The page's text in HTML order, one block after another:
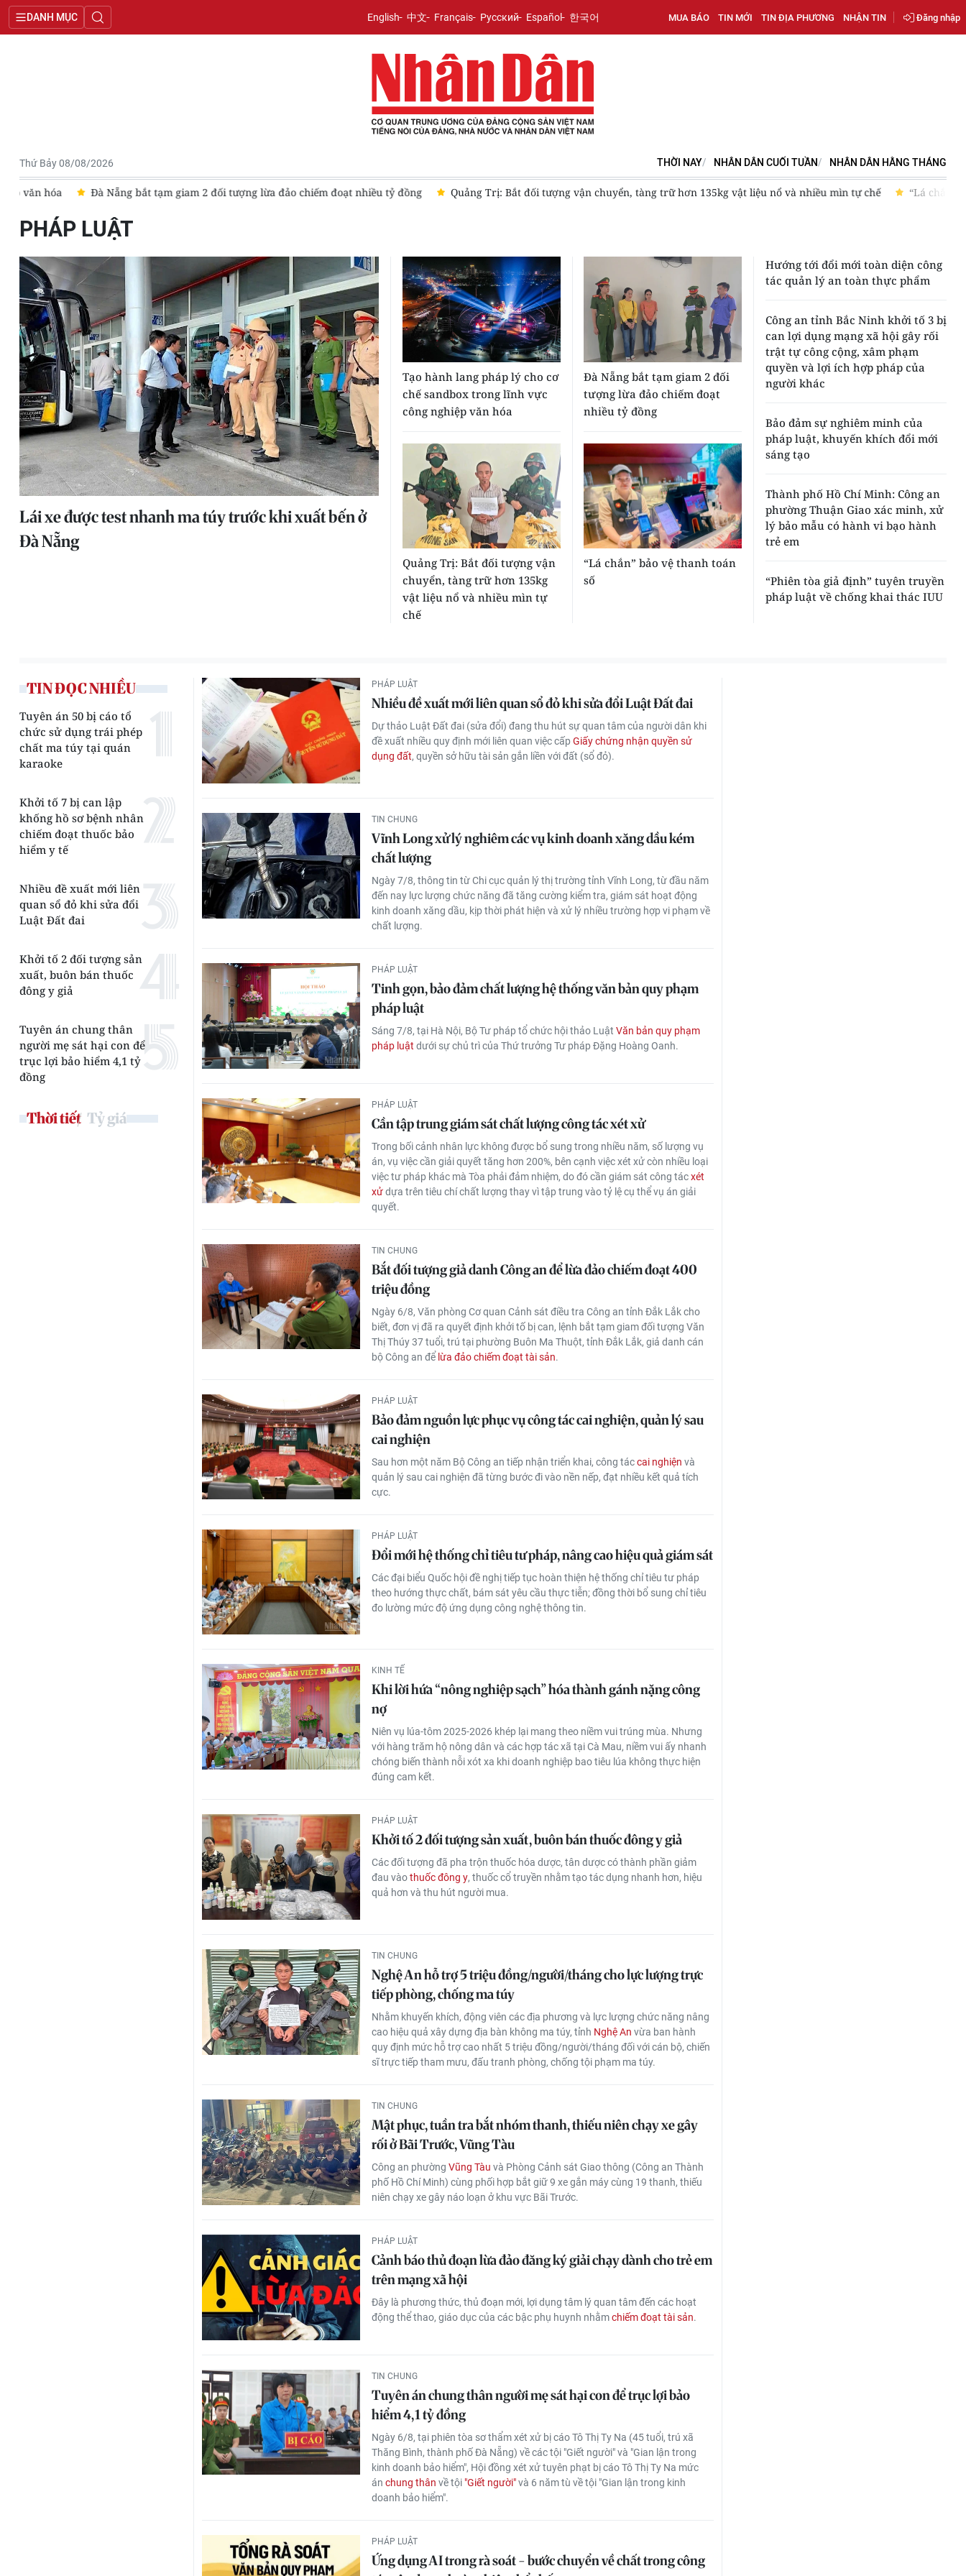
DANH MỤC English 中文 Français Русский Español 한국어 MUA BÁO TIN MỚI TIN ĐỊA PHƯƠNG NHẬN TIN Đăng nhập
Thứ Bảy 08/08/2026 THỜI NAY NHÂN DÂN CUỐI TUẦN NHÂN DÂN HẰNG THÁNG
Đà Nẵng bắt tạm giam 2 đối tượng lừa đảo chiếm đoạt nhiều tỷ đồng Quảng Trị: Bắt đối tượng vận chuyển, tàng trữ hơn 135kg vật liệu nổ và nhiều mìn tự chế “Lá chắn” bảo vệ
PHÁP LUẬT
Lái xe được test nhanh ma túy trước khi xuất bến ở
Đà Nẵng
Tạo hành lang pháp lý cho cơ
chế sandbox trong lĩnh vực
công nghiệp văn hóa
Đà Nẵng bắt tạm giam 2 đối
tượng lừa đảo chiếm đoạt
nhiều tỷ đồng
Quảng Trị: Bắt đối tượng vận
chuyển, tàng trữ hơn 135kg
vật liệu nổ và nhiều mìn tự
chế
“Lá chắn” bảo vệ thanh toán
số
Hướng tới đổi mới toàn diện công
tác quản lý an toàn thực phẩm
Công an tỉnh Bắc Ninh khởi tố 3 bị
can lợi dụng mạng xã hội gây rối
trật tự công cộng, xâm phạm
quyền và lợi ích hợp pháp của
người khác
Bảo đảm sự nghiêm minh của
pháp luật, khuyến khích đổi mới
sáng tạo
Thành phố Hồ Chí Minh: Công an
phường Thuận Giao xác minh, xử
lý bảo mẫu có hành vi bạo hành
trẻ em
“Phiên tòa giả định” tuyên truyền
pháp luật về chống khai thác IUU
TIN ĐỌC NHIỀU
Tuyên án 50 bị cáo tổ
chức sử dụng trái phép
chất ma túy tại quán
karaoke
Khởi tố 7 bị can lập
khống hồ sơ bệnh nhân
chiếm đoạt thuốc bảo
hiểm y tế
Nhiều đề xuất mới liên
quan sổ đỏ khi sửa đổi
Luật Đất đai
Khởi tố 2 đối tượng sản
xuất, buôn bán thuốc
đông y giả
Tuyên án chung thân
người mẹ sát hại con để
trục lợi bảo hiểm 4,1 tỷ
đồng
Thời tiết Tỷ giá
PHÁP LUẬT
Nhiều đề xuất mới liên quan sổ đỏ khi sửa đổi Luật Đất đai
Dự thảo Luật Đất đai (sửa đổi) đang thu hút sự quan tâm của người dân khi
đề xuất nhiều quy định mới liên quan việc cấp Giấy chứng nhận quyền sử
dụng đất, quyền sở hữu tài sản gắn liền với đất (sổ đỏ).
TIN CHUNG
Vĩnh Long xử lý nghiêm các vụ kinh doanh xăng dầu kém
chất lượng
Ngày 7/8, thông tin từ Chi cục quản lý thị trường tỉnh Vĩnh Long, từ đầu năm
đến nay lực lượng chức năng đã tăng cường kiểm tra, giám sát hoạt động
kinh doanh xăng dầu, kịp thời phát hiện và xử lý nhiều trường hợp vi phạm về
chất lượng.
PHÁP LUẬT
Tinh gọn, bảo đảm chất lượng hệ thống văn bản quy phạm
pháp luật
Sáng 7/8, tại Hà Nội, Bộ Tư pháp tổ chức hội thảo Luật Văn bản quy phạm
pháp luật dưới sự chủ trì của Thứ trưởng Tư pháp Đặng Hoàng Oanh.
PHÁP LUẬT
Cần tập trung giám sát chất lượng công tác xét xử
Trong bối cảnh nhân lực không được bổ sung trong nhiều năm, số lượng vụ
án, vụ việc cần giải quyết tăng hơn 200%, bên cạnh việc xét xử còn nhiều loại
việc tư pháp khác mà Tòa phải đảm nhiệm, do đó cần giám sát công tácxét
xửdựa trên tiêu chí chất lượng thay vì tập trung vào tỷ lệ cụ thể vụ án giải
quyết.
TIN CHUNG
Bắt đối tượng giả danh Công an để lừa đảo chiếm đoạt 400
triệu đồng
Ngày 6/8, Văn phòng Cơ quan Cảnh sát điều tra Công an tỉnh Đắk Lắk cho
biết, đơn vị đã ra quyết định khởi tố bị can, lệnh bắt tạm giam đối tượng Văn
Thị Thúy 37 tuổi, trú tại phường Buôn Ma Thuột, tỉnh Đắk Lắk, giả danh cán
bộ Công an để lừa đảo chiếm đoạt tài sản.
PHÁP LUẬT
Bảo đảm nguồn lực phục vụ công tác cai nghiện, quản lý sau
cai nghiện
Sau hơn một năm Bộ Công an tiếp nhận triển khai, công táccai nghiện và
quản lý sau cai nghiện đã từng bước đi vào nền nếp, đạt nhiều kết quả tích
cực.
PHÁP LUẬT
Đổi mới hệ thống chỉ tiêu tư pháp, nâng cao hiệu quả giám sát
Các đại biểu Quốc hội đề nghị tiếp tục hoàn thiện hệ thống chỉ tiêu tư pháp
theo hướng thực chất, bám sát yêu cầu thực tiễn; đồng thời bổ sung chỉ tiêu
đo lường mức độ ứng dụng công nghệ thông tin.
KINH TẾ
Khi lời hứa “nông nghiệp sạch” hóa thành gánh nặng công
nợ
Niên vụ lúa-tôm 2025-2026 khép lại mang theo niềm vui trúng mùa. Nhưng
với hàng trăm hộ nông dân và các hợp tác xã tại Cà Mau, niềm vui ấy nhanh
chóng biến thành nỗi xót xa khi doanh nghiệp bao tiêu lúa không thực hiện
đúng cam kết.
PHÁP LUẬT
Khởi tố 2 đối tượng sản xuất, buôn bán thuốc đông y giả
Các đối tượng đã pha trộn thuốc hóa dược, tân dược có thành phần giảm
đau vàothuốc đông y, thuốc cổ truyền nhằm tạo tác dụng nhanh hơn, hiệu
quả hơn và thu hút người mua.
TIN CHUNG
Nghệ An hỗ trợ 5 triệu đồng/người/tháng cho lực lượng trực
tiếp phòng, chống ma túy
Nhằm khuyến khích, động viên các địa phương và lực lượng chức năng nâng
cao hiệu quả xây dựng địa bàn không ma túy, tỉnh Nghệ An vừa ban hành
quy định mức hỗ trợ cao nhất 5 triệu đồng/người/tháng đối với cán bộ, chiến
sĩ trực tiếp tham mưu, đấu tranh phòng, chống tội phạm ma túy.
TIN CHUNG
Mật phục, tuần tra bắt nhóm thanh, thiếu niên chạy xe gây
rối ở Bãi Trước, Vũng Tàu
Công an phường Vũng Tàu và Phòng Cảnh sát Giao thông (Công an Thành
phố Hồ Chí Minh) cùng phối hợp bắt giữ 9 xe gắn máy cùng 19 thanh, thiếu
niên chạy xe gây náo loạn ở khu vực Bãi Trước.
PHÁP LUẬT
Cảnh báo thủ đoạn lừa đảo đăng ký giải chạy dành cho trẻ em
trên mạng xã hội
Đây là phương thức, thủ đoạn mới, lợi dụng tâm lý quan tâm đến các hoạt
động thể thao, giáo dục của các bậc phụ huynh nhằmchiếm đoạt tài sản.
TIN CHUNG
Tuyên án chung thân người mẹ sát hại con để trục lợi bảo
hiểm 4,1 tỷ đồng
Ngày 6/8, tại phiên tòa sơ thẩm xét xử bị cáo Tô Thị Ty Na (45 tuổi, trú xã
Thăng Bình, thành phố Đà Nẵng) về các tội "Giết người" và "Gian lận trong
kinh doanh bảo hiểm", Hội đồng xét xử tuyên phạt bị cáo Tô Thị Ty Na mức
án chung thân về tội "Giết người"và 6 năm tù về tội "Gian lận trong kinh
doanh bảo hiểm".
PHÁP LUẬT
Ứng dụng AI trong rà soát - bước chuyển về chất trong công